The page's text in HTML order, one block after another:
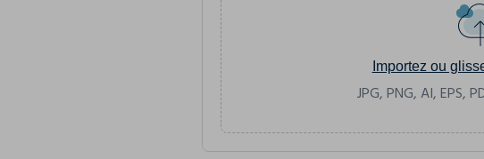
Importez ou
JPG, PNG, AI, EPS,